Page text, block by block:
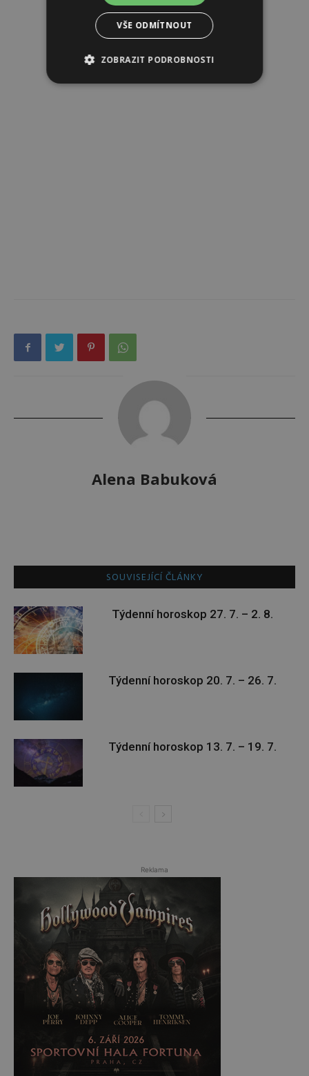
Alena Babuková
SOUVISEJÍCÍ ČLÁNKY
Týdenní horoskop 27. 7. – 2. 8.
Týdenní horoskop 20. 7. – 26. 7.
Týdenní horoskop 13. 7. – 19. 7.
Reklama
VŠE ODMÍTNOUT
ZOBRAZIT PODROBNOSTI